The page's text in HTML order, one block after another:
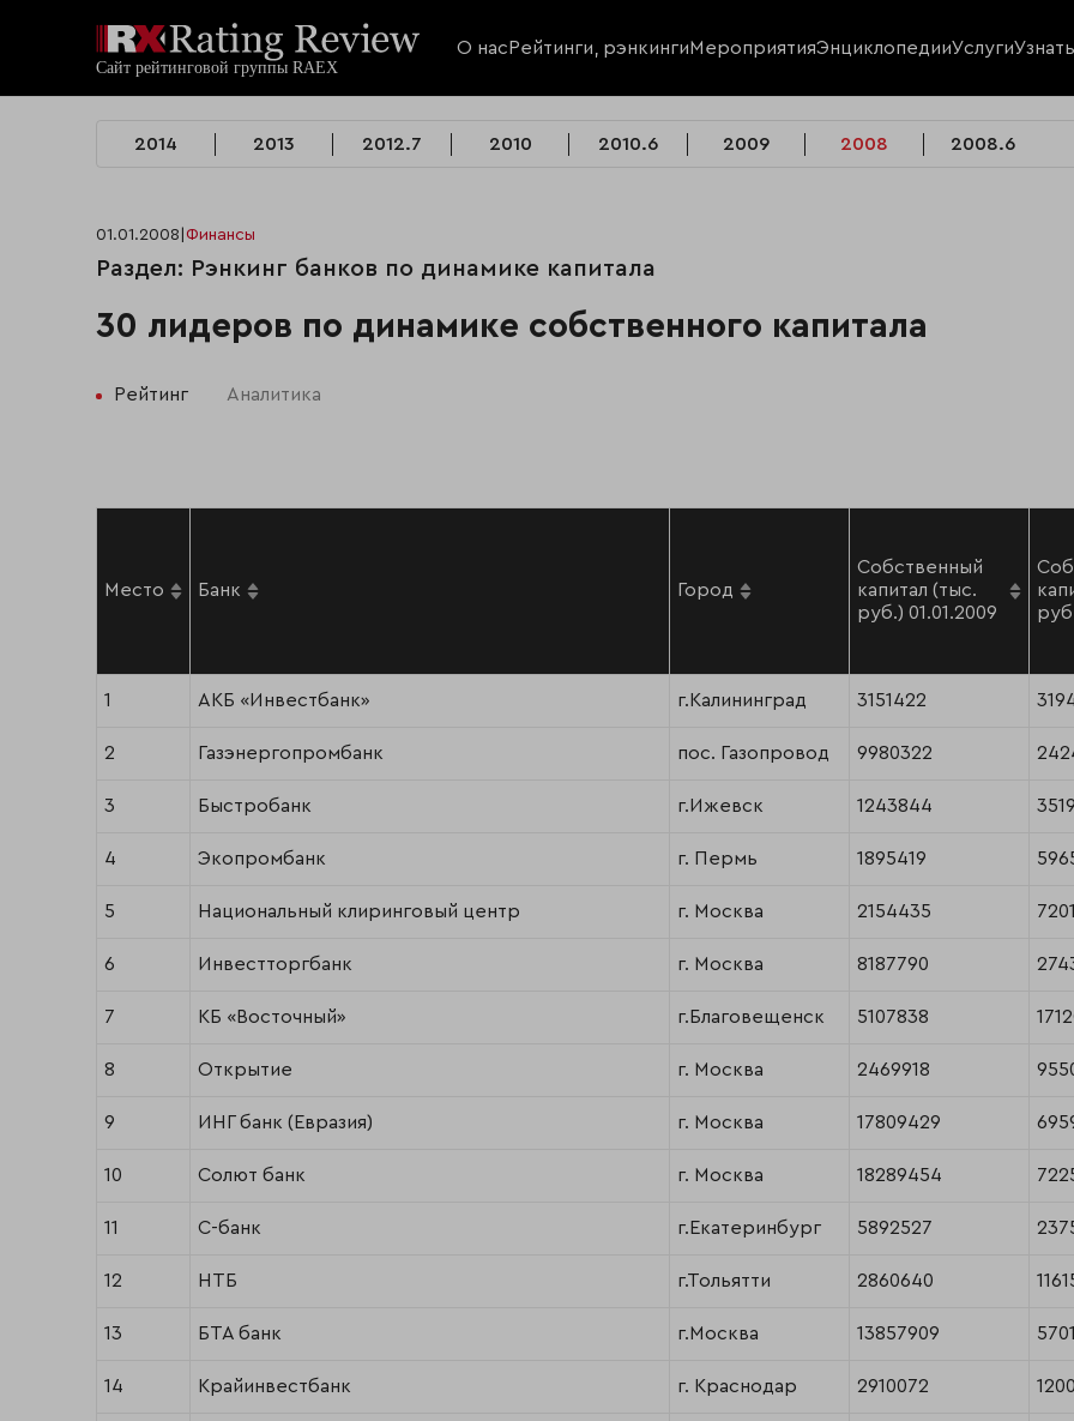
О нас Рейтинги, рэнкингиМероприятияЭнциклопедииУслуги
2014 2013 2012.7 2010 2010.6 2009 2008 2008.6
01.01.2008 Финансы
Раздел: Рэнкинг банков по динамике капитала
30 лидеров по динамике собственного капитала
Рейтинг Аналитика
Место Банк Город
Собственный
капитал (тыс.
руб.) 01.01.2009
1 АКБ «Инвестбанк» г.Калининград 3151422
2 Газэнергопромбанк пос. Газопровод 9980322
3 Быстробанк г.Ижевск 1243844
4 Экопромбанк г. Пермь 1895419
5 Национальный клиринговый центр г. Москва 2154435
6 Инвестторгбанк г. Москва 8187790
7 КБ «Восточный» г.Благовещенск 5107838
8 Открытие г. Москва 2469918
9 ИНГ банк (Евразия) г. Москва 17809429
10 Солют банк г. Москва 18289454
11 С-банк г.Екатеринбург 5892527
12 НТБ г.Тольятти 2860640
13 БТА банк г.Москва 13857909
14 Крайинвестбанк г. Краснодар 2910072